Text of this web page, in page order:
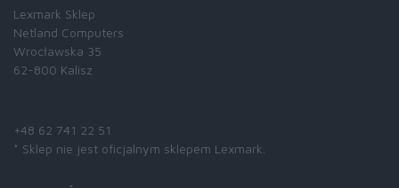
Lexmark Sklep
Netland Computers
Wrocławska 35
62-800 Kalisz
+48 62 741 22 51
* Sklep nie jest oficjalnym sklepem Lexmark.